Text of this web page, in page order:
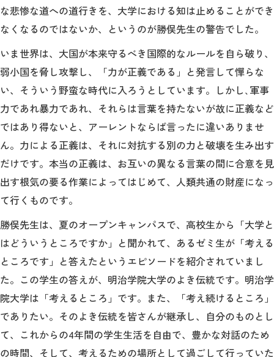
な悲惨な道への道行きを、大学における知は止めることができ
なくなるのではないか、というのが勝俣先生の警告でした。
いま世界は、大国が本来守るべき国際的なルールを自ら破り、
弱小国を脅し攻撃し、「力が正義である」と発言して憚らな
い、そういう野蛮な時代に入ろうとしています。しかし､軍事
力であれ暴力であれ、それらは言葉を持たないが故に正義など
ではあり得ないと、アーレントならば言ったに違いありませ
ん。力による正義は、それに対抗する別の力と破壊を生み出す
だけです。本当の正義は、お互いの異なる言葉の間に合意を見
出す根気の要る作業によってはじめて、人類共通の財産になっ
て行くものです。
勝俣先生は、夏のオープンキャンパスで、高校生から「大学と
はどういうところですか」と聞かれて、あるゼミ生が「考える
ところです」と答えたというエピソードを紹介されていまし
た。この学生の答えが、明治学院大学のよき伝統です。明治学
院大学は「考えるところ」です。また、「考え続けるところ」
でありたい。そのよき伝統を皆さんが継承し、自分のものとし
て、これからの4年間の学生生活を自由で、豊かな対話のため
の時間、そして、考えるための場所として過ごして行っていた